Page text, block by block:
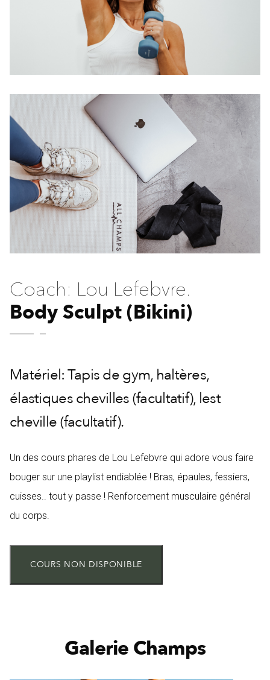
Coach: Lou Lefebvre.
Body Sculpt (Bikini)
Matériel: Tapis de gym, haltères,
élastiques chevilles (facultatif), lest
cheville (facultatif).
Un des cours phares de Lou Lefebvre qui adore vous faire
bouger sur une playlist endiablée ! Bras, épaules, fessiers,
cuisses.. tout y passe ! Renforcement musculaire général
du corps.
COURS NON DISPONIBLE
Galerie Champs